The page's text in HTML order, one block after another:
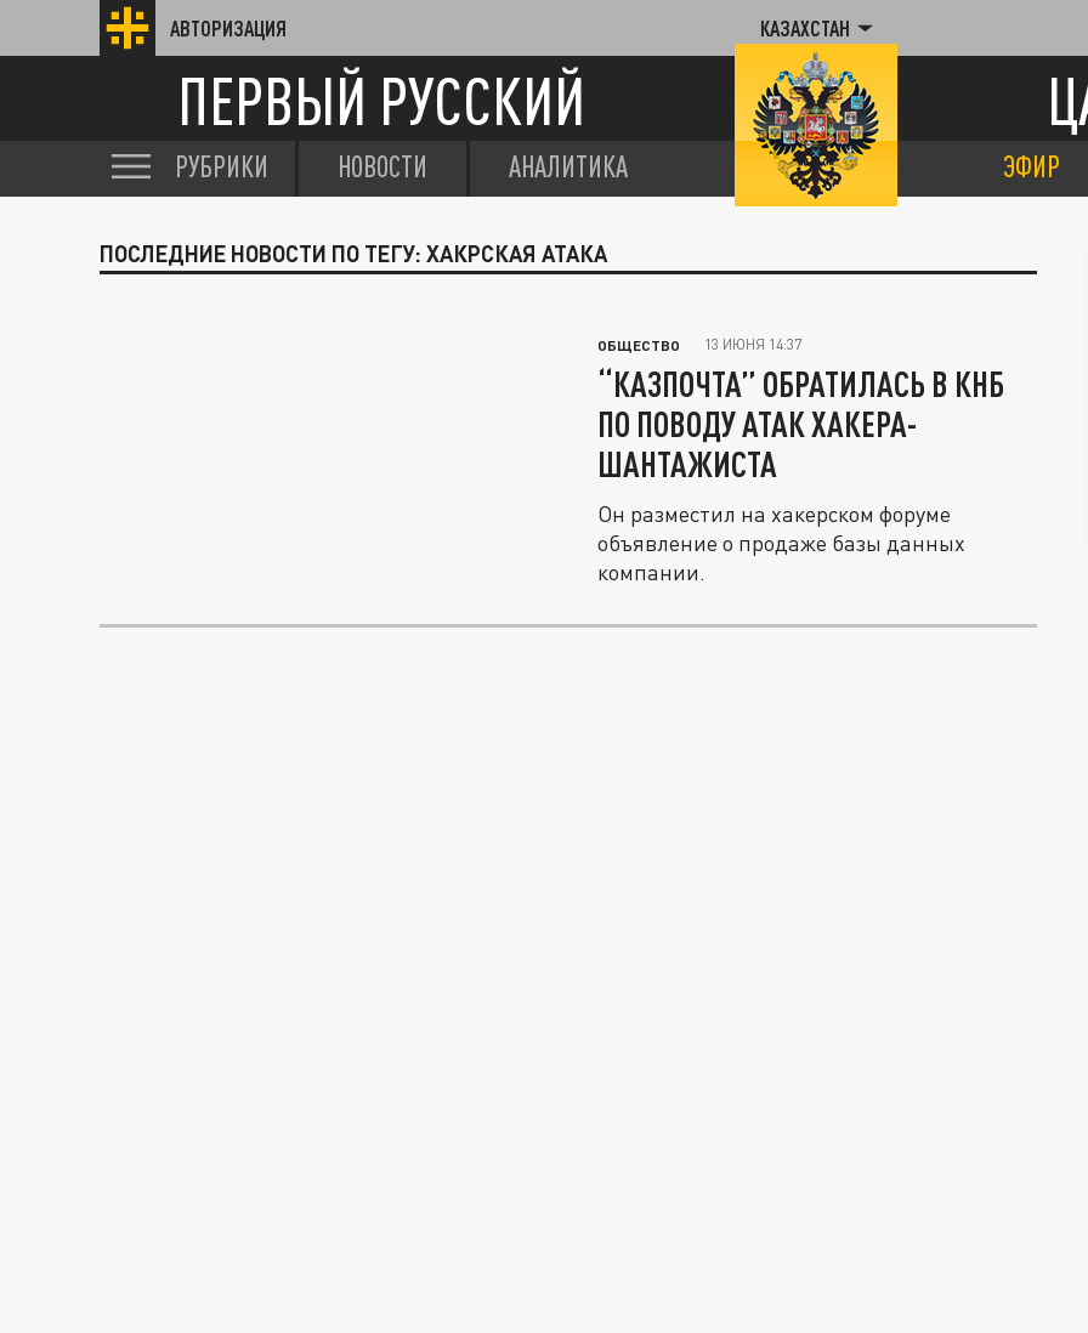
АВТОРИЗАЦИЯ КАЗАХСТАН
ПЕРВЫЙ РУССКИЙ
РУБРИКИ НОВОСТИ АНАЛИТИКА ЭФИР
ПОСЛЕДНИЕ НОВОСТИ ПО ТЕГУ: ХАКРСКАЯ АТАКА
ОБЩЕСТВО 13 ИЮНЯ 14:37
“КАЗПОЧТА” ОБРАТИЛАСЬ В КНБ
ПО ПОВОДУ АТАК ХАКЕРА-
ШАНТАЖИСТА
Он разместил на хакерском форуме
объявление о продаже базы данных
компании.